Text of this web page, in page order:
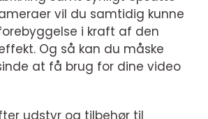
vil du samtidig kunne
i kraft af den
Og så kan du måske
at få brug for dine video
udstyr og tilbehør til